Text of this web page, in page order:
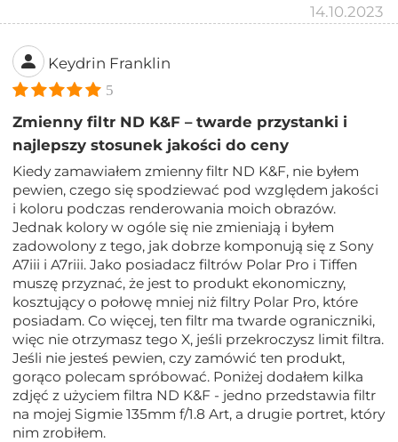
14.10.2023
Keydrin Franklin
5
Zmienny filtr ND K&F – twarde przystanki i
najlepszy stosunek jakości do ceny
Kiedy zamawiałem zmienny filtr ND K&F, nie byłem
pewien, czego się spodziewać pod względem jakości
i koloru podczas renderowania moich obrazów.
Jednak kolory w ogóle się nie zmieniają i byłem
zadowolony z tego, jak dobrze komponują się z Sony
A7iii i A7riii. Jako posiadacz filtrów Polar Pro i Tiffen
muszę przyznać, że jest to produkt ekonomiczny,
kosztujący o połowę mniej niż filtry Polar Pro, które
posiadam. Co więcej, ten filtr ma twarde ograniczniki,
więc nie otrzymasz tego X, jeśli przekroczysz limit filtra.
Jeśli nie jesteś pewien, czy zamówić ten produkt,
gorąco polecam spróbować. Poniżej dodałem kilka
zdjęć z użyciem filtra ND K&F - jedno przedstawia filtr
na mojej Sigmie 135mm f/1.8 Art, a drugie portret, który
nim zrobiłem.